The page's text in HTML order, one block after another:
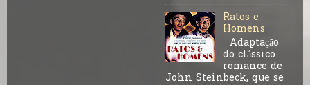
Ratos e
Homens
Adaptação
do clássico
romance de
John Steinbeck, que se